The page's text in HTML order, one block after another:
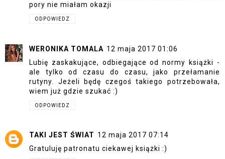
pory nie miałam okazji
ODPOWIEDZ
WERONIKA TOMALA 12 maja 2017 01:06
Lubię zaskakujące, odbiegające od normy książki -
ale tylko od czasu do czasu, jako przełamanie
rutyny. Jeżeli będę czegoś takiego potrzebowała,
wiem już gdzie szukać :)
ODPOWIEDZ
TAKI JEST ŚWIAT 12 maja 2017 07:14
Gratuluję patronatu ciekawej książki :)